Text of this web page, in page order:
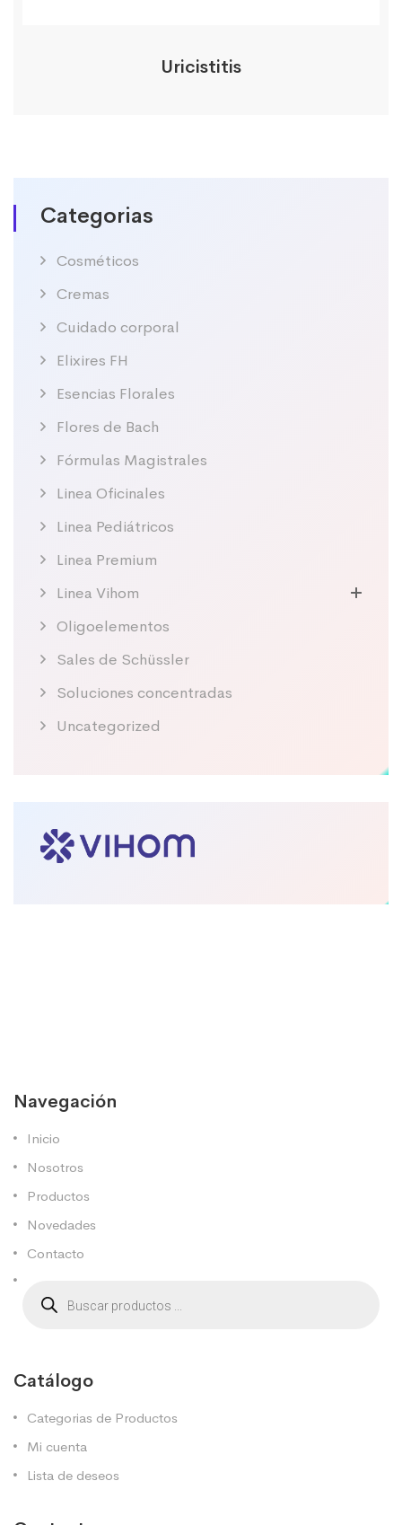
Categorias
Cosméticos
Cremas
Cuidado corporal
Elixires FH
Esencias Florales
Flores de Bach
Fórmulas Magistrales
Linea Oficinales
Linea Pediátricos
Linea Premium
Linea Vihom
Oligoelementos
Sales de Schüssler
Soluciones concentradas
Uncategorized
Uricistitis
Navegación
Inicio
Nosotros
Productos
Novedades
Contacto
Catálogo
Categorias de Productos
Mi cuenta
Lista de deseos